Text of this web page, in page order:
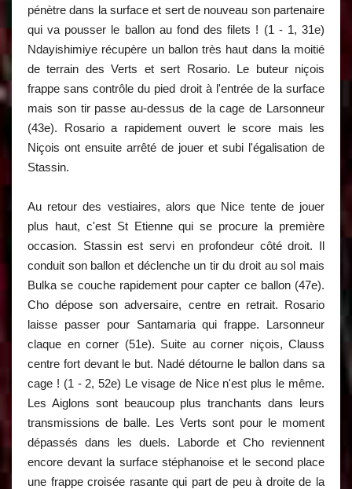
pénètre dans la surface et sert de nouveau son partenaire
qui va pousser le ballon au fond des filets ! (1 - 1, 31e)
Ndayishimiye récupère un ballon très haut dans la moitié
de terrain des Verts et sert Rosario. Le buteur niçois
frappe sans contrôle du pied droit à l'entrée de la surface
mais son tir passe au-dessus de la cage de Larsonneur
(43e). Rosario a rapidement ouvert le score mais les
Niçois ont ensuite arrêté de jouer et subi l'égalisation de
Stassin.
Au retour des vestiaires, alors que Nice tente de jouer
plus haut, c'est St Etienne qui se procure la première
occasion. Stassin est servi en profondeur côté droit. Il
conduit son ballon et déclenche un tir du droit au sol mais
Bulka se couche rapidement pour capter ce ballon (47e).
Cho dépose son adversaire, centre en retrait. Rosario
laisse passer pour Santamaria qui frappe. Larsonneur
claque en corner (51e). Suite au corner niçois, Clauss
centre fort devant le but. Nadé détourne le ballon dans sa
cage ! (1 - 2, 52e) Le visage de Nice n'est plus le même.
Les Aiglons sont beaucoup plus tranchants dans leurs
transmissions de balle. Les Verts sont pour le moment
dépassés dans les duels. Laborde et Cho reviennent
encore devant la surface stéphanoise et le second place
une frappe croisée rasante qui part de peu à droite de la